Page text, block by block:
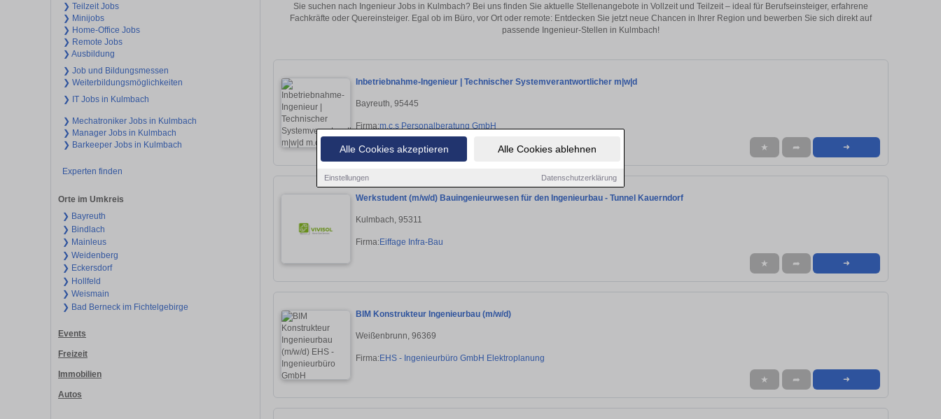
Alle Cookies akzeptieren Alle Cookies ablehnen
Einstellungen Datenschutzerklärung
❯ Teilzeit Jobs
❯ Minijobs
❯ Home-Office Jobs
❯ Remote Jobs
❯ Ausbildung
❯ Job und Bildungsmessen
❯ Weiterbildungsmöglichkeiten
❯ IT Jobs in Kulmbach
❯ Mechatroniker Jobs in Kulmbach
❯ Manager Jobs in Kulmbach
❯ Barkeeper Jobs in Kulmbach
Experten finden
Orte im Umkreis
❯ Bayreuth
❯ Bindlach
❯ Mainleus
❯ Weidenberg
❯ Eckersdorf
❯ Hollfeld
❯ Weismain
❯ Bad Berneck im Fichtelgebirge
Events
Freizeit
Immobilien
Autos
Sie suchen nach Ingenieur Jobs in Kulmbach? Bei uns finden Sie aktuelle Stellenangebote in Vollzeit und Teilzeit – ideal für Berufseinsteiger, erfahrene
Fachkräfte oder Quereinsteiger. Egal ob im Büro, vor Ort oder remote: Entdecken Sie jetzt neue Chancen in Ihrer Region und bewerben Sie sich direkt auf
passende Ingenieur-Stellen in Kulmbach!
Inbetriebnahme-Ingenieur | Technischer Systemverantwortlicher m|w|d
Bayreuth, 95445
Firma:m.c.s Personalberatung GmbH
★ ➦ ➜
Werkstudent (m/w/d) Bauingenieurwesen für den Ingenieurbau - Tunnel Kauerndorf
Kulmbach, 95311
Firma:Eiffage Infra-Bau
★ ➦ ➜
BIM Konstrukteur Ingenieurbau (m/w/d)
Weißenbrunn, 96369
Firma:EHS - Ingenieurbüro GmbH Elektroplanung
★ ➦ ➜